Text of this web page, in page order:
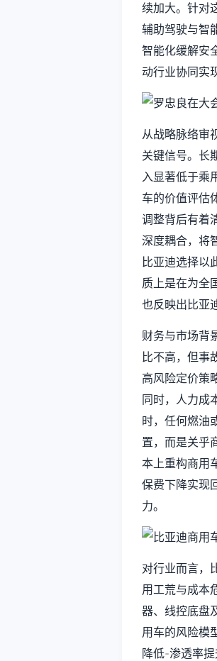
续加大。针对
辅助驾驶与智
智能化缓解安
动行业协同实
从战略脉络审
关键信号。长
入显著低于乘
车的价值评估
调整背后有着
深度耦合，将
比亚迪选择以
质上是在为全
也反映出比亚
财务与市场背
比不高，但事
高风险定价策
同时，人力成
时，任何燃油
置，而是关乎
本上重构商用
保费下降实现
力。
对行业而言，
用工荒与成本
器、线控底盘
用车的风险模
降低-渗透率